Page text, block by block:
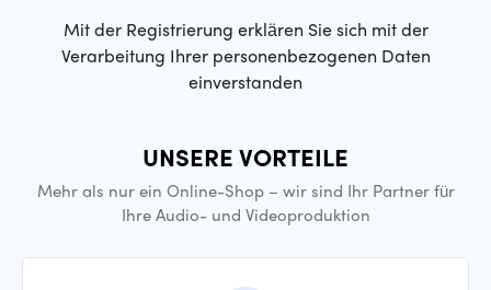
Mit der Registrierung erklären Sie sich mit der
Verarbeitung Ihrer personenbezogenen Daten
einverstanden
UNSERE VORTEILE
Mehr als nur ein Online-Shop – wir sind Ihr Partner für
Ihre Audio- und Videoproduktion